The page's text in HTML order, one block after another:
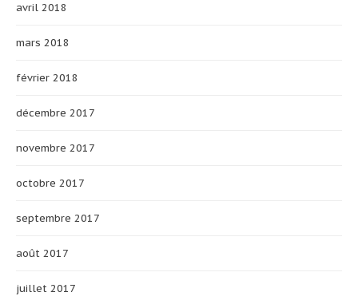
avril 2018
mars 2018
février 2018
décembre 2017
novembre 2017
octobre 2017
septembre 2017
août 2017
juillet 2017